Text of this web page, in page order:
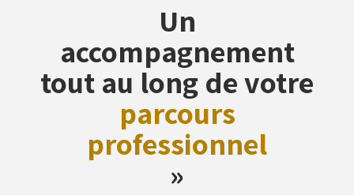
Un
accompagnement
tout au long de votre
parcours
professionnel
»